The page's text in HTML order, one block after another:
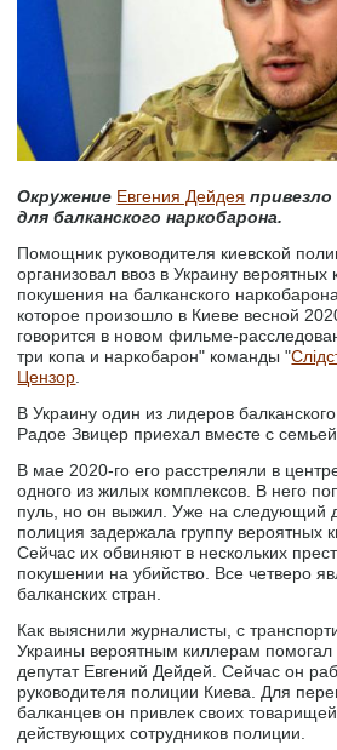
Окружение Евгения Дейдея привезло
для балканского наркобарона.
Помощник руководителя киевской
организовал ввоз в Украину вероятных
покушения на балканского
которое произошло в Киеве весной
говорится в новом фильме-
три копа и наркобарон" команды "
Цензор
В Украину один из лидеров
Радое Звицер приехал вместе с семьей
В мае 2020-го его расстреляли в
одного из жилых комплексов. В него
пуль, но он выжил. Уже на следующий
полиция задержала группу вероятных
Сейчас их обвиняют в нескольких
покушении на убийство. Все четверо
балканских стран.
Как выяснили журналисты, с
Украины вероятным киллерам
депутат Евгений Дейдей. Сейчас он
руководителя полиции Киева. Для
балканцев он привлек своих
действующих сотрудников полиции.